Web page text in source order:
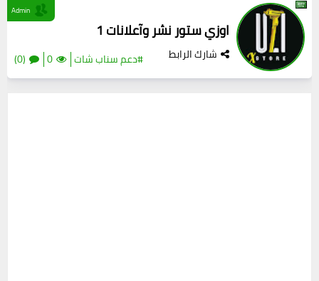
اوزي ستور نشر وآعلانات 1
شارك الرابط #دعم سناب شات 0
(0)
Admin